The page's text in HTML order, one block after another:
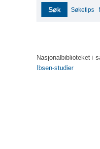
Søk Søketips
Nasjonalbiblioteket i
Ibsen-studier